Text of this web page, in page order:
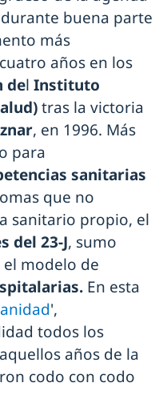
durante buena parte
más
años en los
del Instituto
tras la victoria
, en 1996. Más
para
sanitarias
que no
sanitario propio, el
del 23-J, sumo
modelo de
En esta
',
todos los
años de la
codo con codo